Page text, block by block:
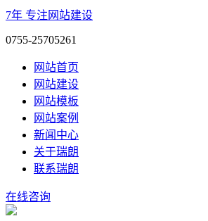
7年 专注网站建设
0755-25705261
网站首页
网站建设
网站模板
网站案例
新闻中心
关于瑞朗
联系瑞朗
在线咨询